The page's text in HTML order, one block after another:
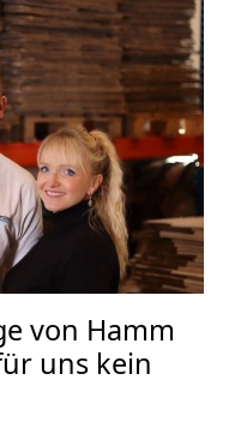
von Hamm
uns kein